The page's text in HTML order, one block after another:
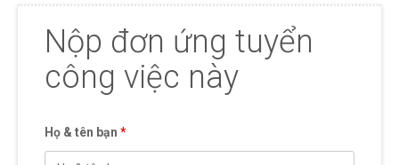
Nộp đơn ứng tuyển
công việc này
Họ & tên bạn *